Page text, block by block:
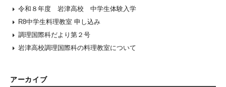
令和８年度 岩津高校 中学生体験入学
R8中学生料理教室 申し込み
調理国際科だより第２号
岩津高校調理国際科の料理教室について
アーカイブ